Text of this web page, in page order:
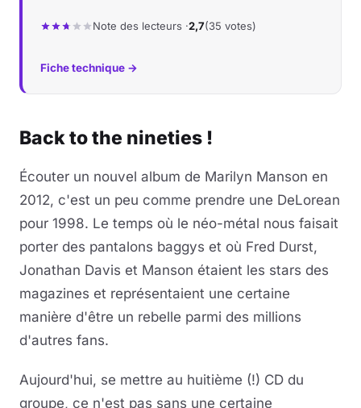
Note des lecteurs ·2,7(35 votes)
Fiche technique →
Back to the nineties !
Écouter un nouvel album de Marilyn Manson en
2012, c'est un peu comme prendre une DeLorean
pour 1998. Le temps où le néo-métal nous faisait
porter des pantalons baggys et où Fred Durst,
Jonathan Davis et Manson étaient les stars des
magazines et représentaient une certaine
manière d'être un rebelle parmi des millions
d'autres fans.
Aujourd'hui, se mettre au huitième (!) CD du
groupe, ce n'est pas sans une certaine